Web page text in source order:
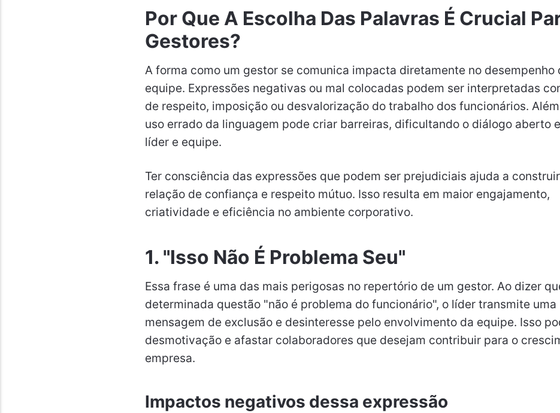
Por Que A Escolha Das Palavras É Crucial
Gestores?
A forma como um gestor se comunica impacta diretamente no desempenho
equipe. Expressões negativas ou mal colocadas podem ser interpretadas
de respeito, imposição ou desvalorização do trabalho dos funcionários.
uso errado da linguagem pode criar barreiras, dificultando o diálogo aberto
líder e equipe.
Ter consciência das expressões que podem ser prejudiciais ajuda a
relação de confiança e respeito mútuo. Isso resulta em maior engajamento,
criatividade e eficiência no ambiente corporativo.
1. "Isso Não É Problema Seu"
Essa frase é uma das mais perigosas no repertório de um gestor. Ao dizer
determinada questão "não é problema do funcionário", o líder transmite uma
mensagem de exclusão e desinteresse pelo envolvimento da equipe. Isso
desmotivação e afastar colaboradores que desejam contribuir para o
empresa.
Impactos negativos dessa expressão